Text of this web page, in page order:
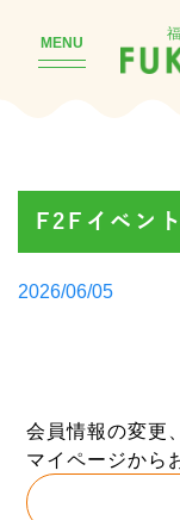
MENU
F2Fイベン
Posted
2026/06/05
会員情報の変更
マイページから